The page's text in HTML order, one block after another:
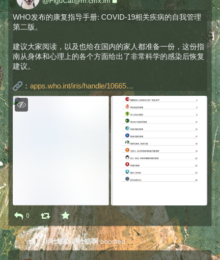
WHO发布的康复指导手册: COVID-19相关疾病的自我管理
第二版。
建议大家阅读，以及也给在国内的家人都准备一份，这份指
南从身体和心理上的各个方面给出了非常科学的感染后恢复
建议。
： apps.who.int/iris/handle/10665
0
但牡蛎就是牡蛎啊 boosted